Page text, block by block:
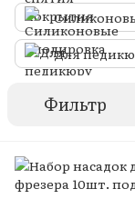
Для
Фильтр